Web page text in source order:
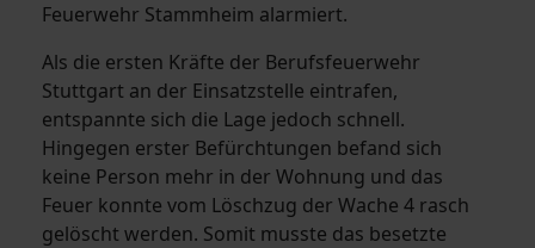
Feuerwehr Stammheim alarmiert.
Als die ersten Kräfte der Berufsfeuerwehr
Stuttgart an der Einsatzstelle eintrafen,
entspannte sich die Lage jedoch schnell.
Hingegen erster Befürchtungen befand sich
keine Person mehr in der Wohnung und das
Feuer konnte vom Löschzug der Wache 4 rasch
gelöscht werden. Somit musste das besetzte